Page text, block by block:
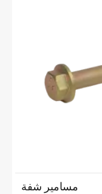
مسامير شفة